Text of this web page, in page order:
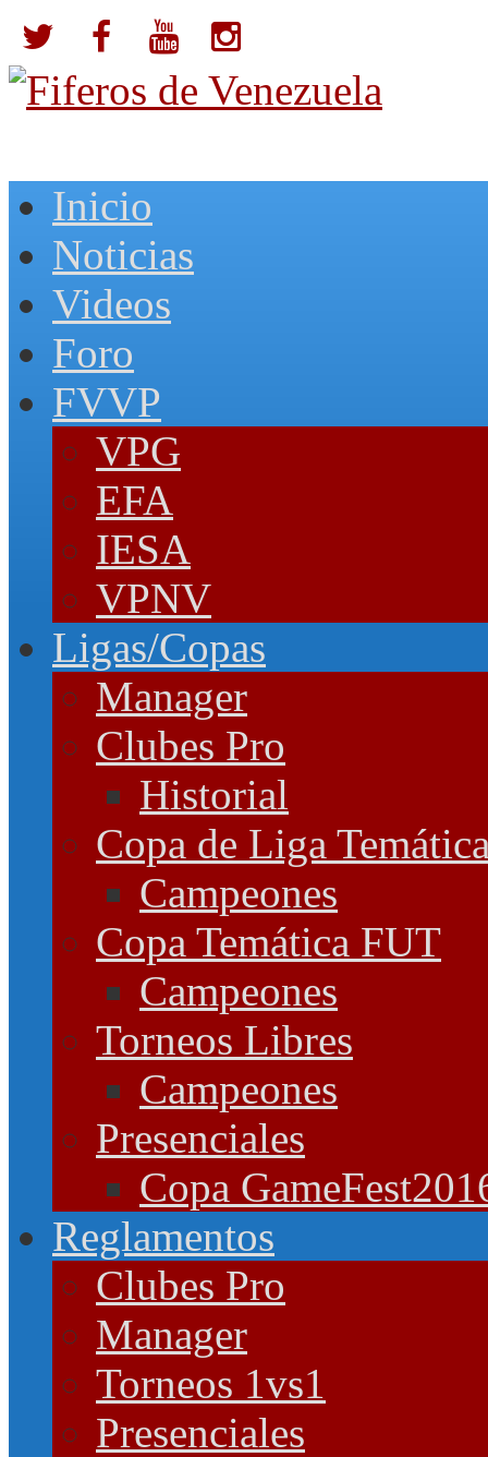
Inicio
Noticias
Videos
Foro
FVVP
VPG
EFA
IESA
VPNV
Ligas/Copas
Manager
Clubes Pro
Historial
Copa de Liga
Campeones
Copa Temática FUT
Campeones
Torneos Libres
Campeones
Presenciales
Copa
Reglamentos
Clubes Pro
Manager
Torneos 1vs1
Presenciales